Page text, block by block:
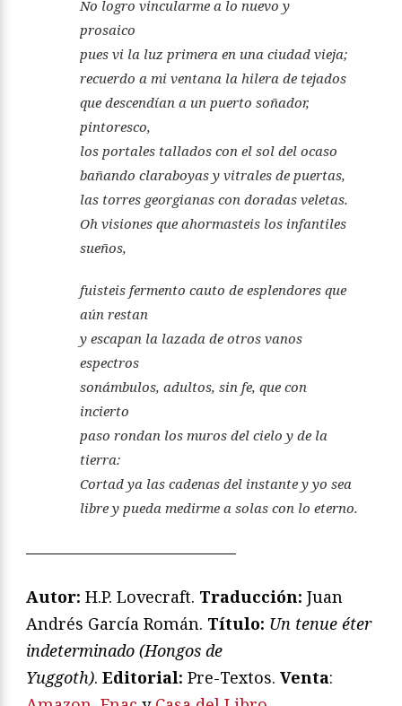
No logro vincularme a lo nuevo y
prosaico
pues vi la luz primera en una ciudad vieja;
recuerdo a mi ventana la hilera de tejados
que descendían a un puerto soñador,
pintoresco,
los portales tallados con el sol del ocaso
bañando claraboyas y vitrales de puertas,
las torres georgianas con doradas veletas.
Oh visiones que ahormasteis los infantiles
sueños,
fuisteis fermento cauto de esplendores que
aún restan
y escapan la lazada de otros vanos
espectros
sonámbulos, adultos, sin fe, que con
incierto
paso rondan los muros del cielo y de la
tierra:
Cortad ya las cadenas del instante y yo sea
libre y pueda medirme a solas con lo eterno.
—————————————
Autor: H.P. Lovecraft. Traducción: Juan
Andrés García Román. Título: Un tenue éter
indeterminado (Hongos de
Yuggoth). Editorial: Pre-Textos. Venta: